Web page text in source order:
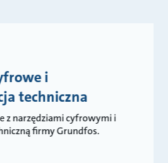
i
techniczna
z narzędziami cyfrowymi i
firmy Grundfos.